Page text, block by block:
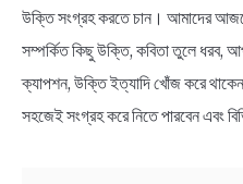
BIOGRAPHY
EDUCATIONAL
Bengali
Quotes
Status
উক্তি সংগ্রহ করতে চান। আমাদের
সম্পর্কিত কিছু উক্তি, কবিতা তুলে ধরব,
ক্যাপশন, উক্তি ইত্যাদি খোঁজ করে
সহজেই সংগ্রহ করে নিতে পারবেন এবং